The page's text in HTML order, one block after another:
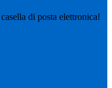
di posta elettronica!